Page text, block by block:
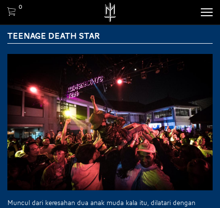
0
TEENAGE DEATH STAR
Muncul dari keresahan dua anak muda kala itu, dilatari dengan